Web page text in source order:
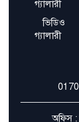
গ্যালারী
ভিডিও
গ্যালারী
অফিস